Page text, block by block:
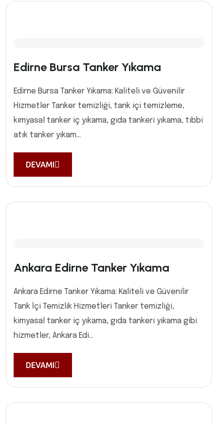
Edirne Bursa Tanker Yıkama
Edirne Bursa Tanker Yıkama: Kaliteli ve Güvenilir
Hizmetler Tanker temizliği, tank içi temizleme,
kimyasal tanker iç yıkama, gıda tankeri yıkama, tıbbi
atık tanker yıkam...
DEVAMI
Ankara Edirne Tanker Yıkama
Ankara Edirne Tanker Yıkama: Kaliteli ve Güvenilir
Tank İçi Temizlik Hizmetleri Tanker temizliği,
kimyasal tanker iç yıkama, gıda tankeri yıkama gibi
hizmetler, Ankara Edi...
DEVAMI